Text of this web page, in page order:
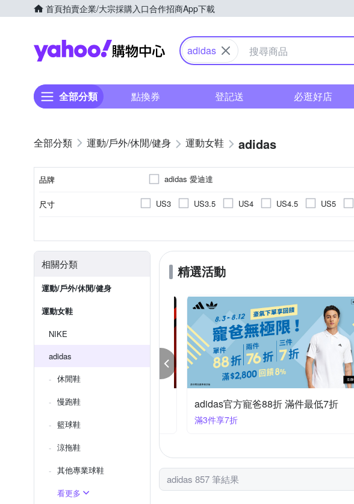
首頁拍賣企業/大宗採購入口合作招商App下載
Yahoo購物中心
adidas
全部分類 點換券 登記送 必逛好店
運動/戶外/休閒/健身 運動女鞋 adidas
品牌 adidas 愛迪達
尺寸 US3 US3.5 US4 US4.5 US5
EU36
EU37 EU38 EU39 EU40
UK4.5
UK5
21.5cm
22cm
相關分類
運動/戶外/休閒/健身
運動女鞋
NIKE
adidas
休閒鞋
慢跑鞋
籃球鞋
涼拖鞋
其他專業球鞋
看更多
精選活動
官方寵爸88折 滿件最低7折 NIKEx聯合品牌 結帳95折
滿1件享95折
adidas 857 筆結果